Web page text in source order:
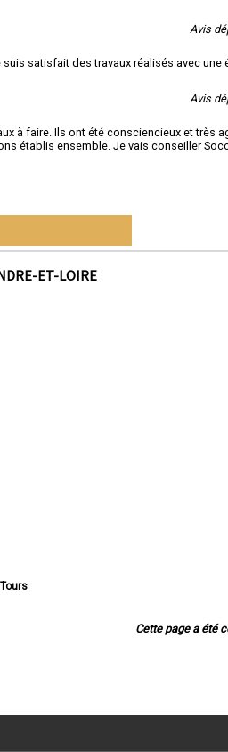
Avis
satisfait des travaux réalisés avec une
Avis
à faire. Ils ont été consciencieux et très
établis ensemble. Je vais conseiller
ET-LOIRE
sur-Loire
Cette page a été